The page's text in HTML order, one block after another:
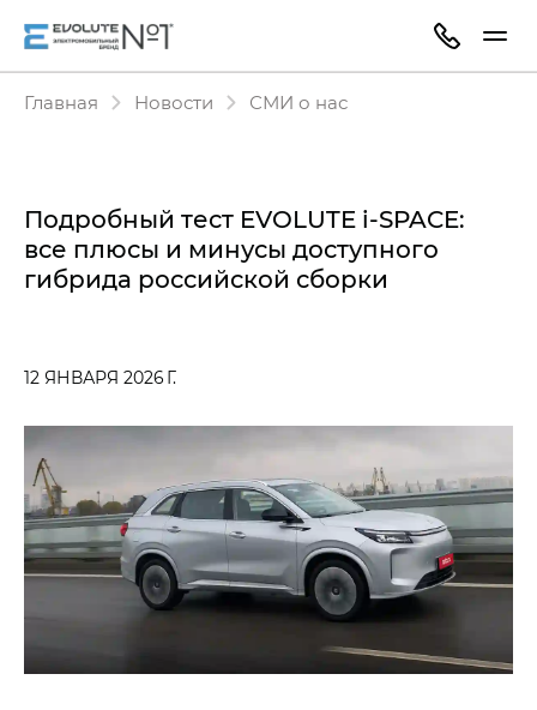
Главная Новости СМИ о нас
Подробный тест EVOLUTE i‑SPACE:
все плюсы и минусы доступного
гибрида российской сборки
12 ЯНВАРЯ 2026 Г.